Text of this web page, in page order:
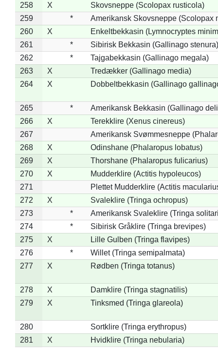
258
X
Skovsneppe (Scolopax rusticola)
259
*
Amerikansk Skovsneppe (Scolopax
260
X
Enkeltbekkasin (Lymnocryptes
261
*
Sibirisk Bekkasin (Gallinago stenura)
262
*
Tajgabekkasin (Gallinago megala)
263
X
Tredækker (Gallinago media)
264
X Dobbeltbekkasin (Gallinago
265 *
Amerikansk Bekkasin (Gallinago
266
X
Terekklire (Xenus cinereus)
267
Amerikansk Svømmesneppe
268
X
Odinshane (Phalaropus lobatus)
269
X
Thorshane (Phalaropus fulicarius)
270
X
Mudderklire (Actitis hypoleucos)
271
Plettet Mudderklire (Actitis
272
X
Svaleklire (Tringa ochropus)
273
*
Amerikansk Svaleklire (Tringa
274
*
Sibirisk Gråklire (Tringa brevipes)
275
X
Lille Gulben (Tringa flavipes)
276
*
Willet (Tringa semipalmata)
277
X Rødben (Tringa totanus)
278 X
Damklire (Tringa stagnatilis)
279
X Tinksmed (Tringa glareola)
280
Sortklire (Tringa erythropus)
281
X
Hvidklire (Tringa nebularia)